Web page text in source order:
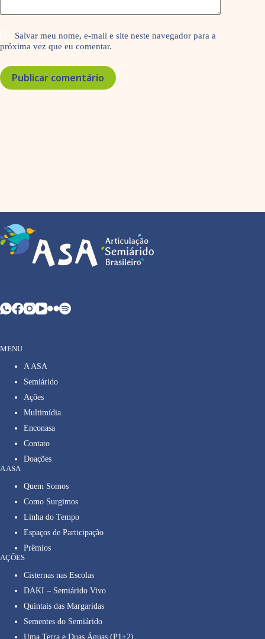
Salvar meu nome, e-mail e site neste navegador para a
próxima vez que eu comentar.
Publicar comentário
MENU
A ASA
Semiárido
Ações
Multimídia
Enconasa
Contato
Doações
A ASA
Quem Somos
Como Surgimos
Linha do Tempo
Espaços de Participação
Prêmios
AÇÕES
Cisternas nas Escolas
DAKI – Semiárido Vivo
Quintais das Margaridas
Sementes do Semiárido
Uma Terra e Duas Águas (P1+2)